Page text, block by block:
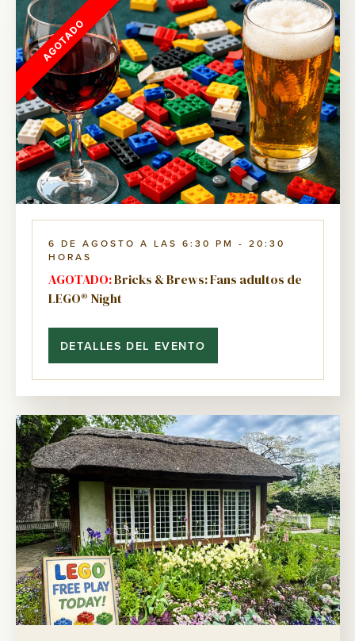
AGOTADO
6 DE AGOSTO A LAS 6:30 PM - 20:30
HORAS
AGOTADO:Bricks & Brews: Fans adultos de
LEGO® Night
DETALLES DEL EVENTO
MESSAGE">AGOTADO:
</SPAN>
&AMP;
BREWS:
FANS
ADULTOS
DE
LEGO®
NIGHT